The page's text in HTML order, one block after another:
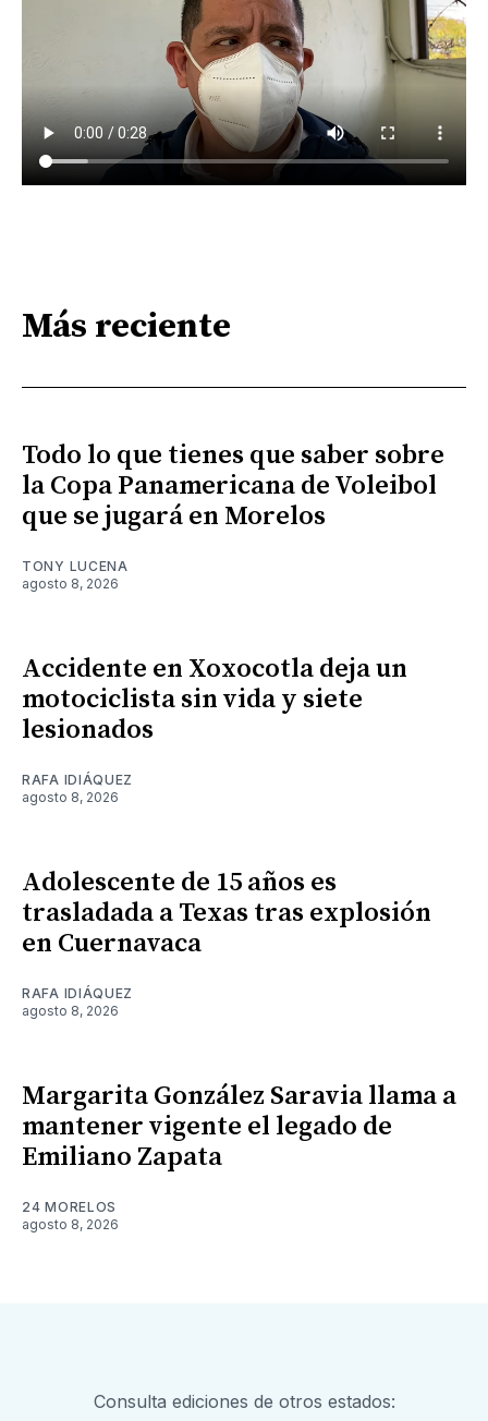
Más reciente
Todo lo que tienes que saber sobre
la Copa Panamericana de Voleibol
que se jugará en Morelos
TONY LUCENA
agosto 8, 2026
Accidente en Xoxocotla deja un
motociclista sin vida y siete
lesionados
RAFA IDIÁQUEZ
agosto 8, 2026
Adolescente de 15 años es
trasladada a Texas tras explosión
en Cuernavaca
RAFA IDIÁQUEZ
agosto 8, 2026
Margarita González Saravia llama a
mantener vigente el legado de
Emiliano Zapata
24 MORELOS
agosto 8, 2026
Consulta ediciones de otros estados: